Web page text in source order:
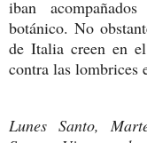
iban
botánico. No
de Italia creen en
contra las lombrices
Lunes Santo,